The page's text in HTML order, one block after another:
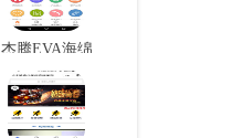
杰腾EVA海绵